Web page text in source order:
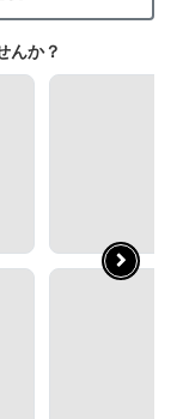
んか？